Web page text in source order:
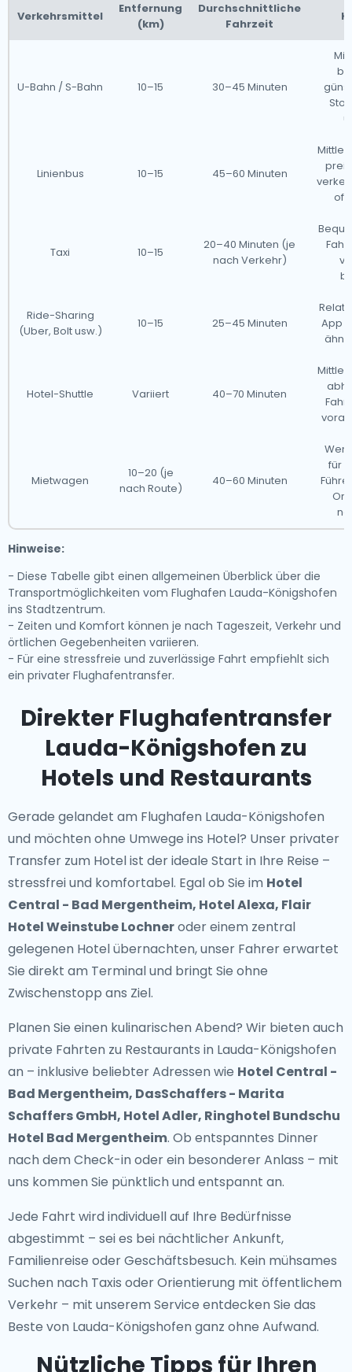
Verkehrsmittel
Entfernung
(km)
Durchschnittliche
Fahrzeit
U-Bahn / S-Bahn 10–15 30–45 Minuten
Linienbus 10–15 45–60 Minuten
oft
Taxi 10–15
20–40 Minuten (je
nach Verkehr)
Ride-Sharing
(Uber, Bolt usw.)
10–15 25–45 Minuten
App
Hotel-Shuttle Variiert 40–70 Minuten
Mietwagen
10–20 (je
nach Route)
40–60 Minuten
für
Hinweise:
- Diese Tabelle gibt einen allgemeinen Überblick über die
Transportmöglichkeiten vom Flughafen Lauda-Königshofen
ins Stadtzentrum.
- Zeiten und Komfort können je nach Tageszeit, Verkehr und
örtlichen Gegebenheiten variieren.
- Für eine stressfreie und zuverlässige Fahrt empfiehlt sich
ein privater Flughafentransfer.
Direkter Flughafentransfer
Lauda-Königshofen zu
Hotels und Restaurants
Gerade gelandet am Flughafen Lauda-Königshofen
und möchten ohne Umwege ins Hotel? Unser privater
Transfer zum Hotelist der ideale Start in Ihre Reise –
stressfrei und komfortabel. Egal ob Sie im Hotel
Central - Bad Mergentheim, Hotel Alexa, Flair
Hotel Weinstube Lochneroder einem zentral
gelegenen Hotel übernachten, unser Fahrer erwartet
Sie direkt am Terminal und bringt Sie ohne
Zwischenstopp ans Ziel.
Planen Sie einen kulinarischen Abend? Wir bieten auch
private Fahrten zu Restaurants in Lauda-Königshofen
an – inklusive beliebter Adressen wie Hotel Central -
Bad Mergentheim, DasSchaffers - Marita
Schaffers GmbH, Hotel Adler, Ringhotel Bundschu
Hotel Bad Mergentheim. Ob entspanntes Dinner
nach dem Check-in oder ein besonderer Anlass – mit
uns kommen Sie pünktlich und entspannt an.
Jede Fahrt wird individuell auf Ihre Bedürfnisse
abgestimmt – sei es bei nächtlicher Ankunft,
Familienreise oder Geschäftsbesuch. Kein mühsames
Suchen nach Taxis oder Orientierung mit öffentlichem
Verkehr – mit unserem Service entdecken Sie das
Beste von Lauda-Königshofen ganz ohne Aufwand.
Nützliche Tipps für Ihren